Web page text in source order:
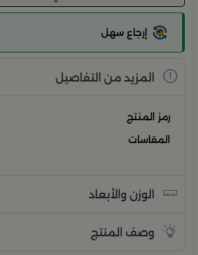
إرجاع سهل
المزيد من التفاصيل
رمز المنتج
المقاسات
الوزن والأبعاد
وصف المنتج